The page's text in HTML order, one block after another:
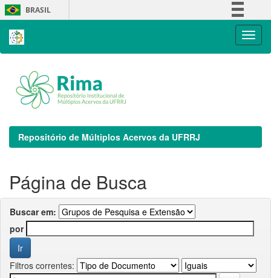
Skip
navigation
BRASIL
Repositório de Múltiplos Acervos da UFRRJ
Página de Busca
Buscar em:
por
Filtros correntes: